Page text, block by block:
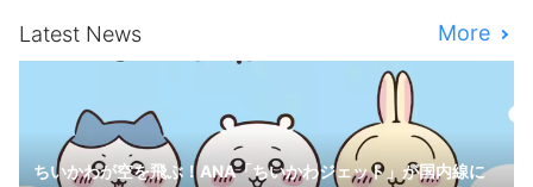
Latest News More
ちいかわが空を飛ぶ！ANA「ちいかわジェット」が国内線に